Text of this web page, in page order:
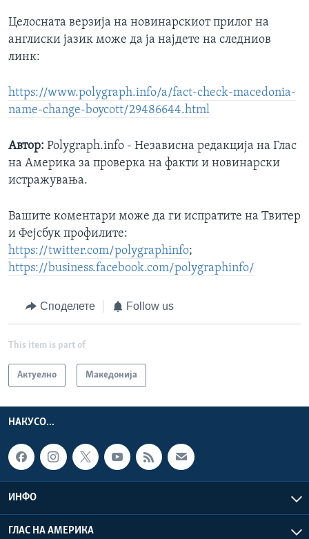
Целосната верзија на новинарскиот прилог на
англиски јазик може да ја најдете на следниов
линк:
https://www.polygraph.info/a/fact-check-macedonia-
name-change-boycott/29486644.html
Автор: Polygraph.info - Независна редакција на Глас
на Америка за проверка на факти и новинарски
истражувања.
Вашите коментари може да ги испратите на Твитер
и Фејсбук профилите:
https://twitter.com/polygraphinfo;
https://business.facebook.com/polygraphinfo/
Споделете Follow us
This item is part of
Актуелно Македонија
НАКУСО...
ИНФО
ГЛАС НА АМЕРИКА